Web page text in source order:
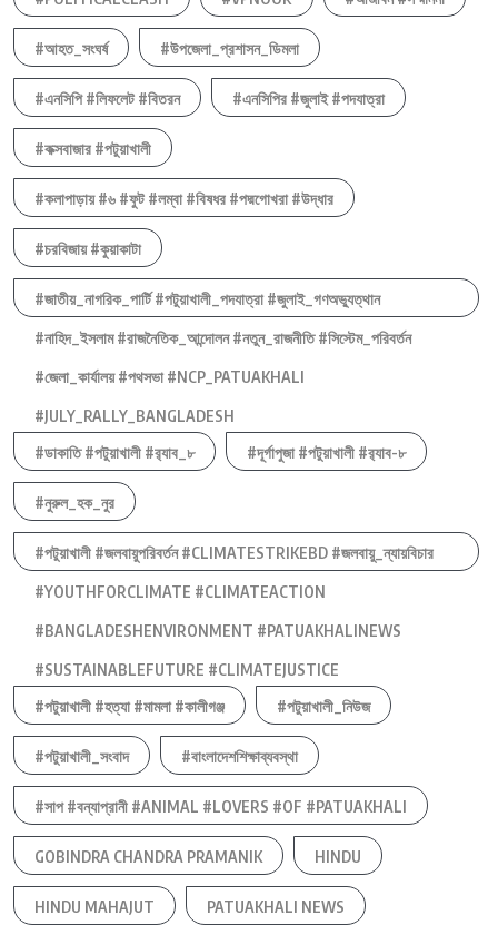
#আহত_সংঘর্ষ #উপজেলা_প্রশাসন_ডিমলা
#এনসিপি #লিফলেট #বিতরন #এনসিপির #জুলাই #পদযাত্রা
#কক্সবাজার #পটুয়াখালী
#কলাপাড়ায় #৬ #ফুট #লম্বা #বিষধর #পদ্মগোখরা #উদ্ধার
#চরবিজায় #কুয়াকাটা
#জাতীয়_নাগরিক_পার্টি #পটুয়াখালী_পদযাত্রা #জুলাই_গণঅভ্যুত্থান
#নাহিদ_ইসলাম #রাজনৈতিক_আন্দোলন #নতুন_রাজনীতি #সিস্টেম_পরিবর্তন
#জেলা_কার্যালয় #পথসভা #NCP_PATUAKHALI
#JULY_RALLY_BANGLADESH
#ডাকাতি #পটুয়াখালী #র‍্যাব_৮
#দূর্গাপুজা #পটুয়াখালী #র‍্যাব-৮
#নুরুল_হক_নুর
#পটুয়াখালী #জলবায়ুপরিবর্তন #CLIMATESTRIKEBD #জলবায়ু_ন্যায়বিচার
#YOUTHFORCLIMATE #CLIMATEACTION
#BANGLADESHENVIRONMENT #PATUAKHALINEWS
#SUSTAINABLEFUTURE #CLIMATEJUSTICE
#পটুয়াখালী #হত্যা #মামলা #কালীগঞ্জ
#পটুয়াখালী_নিউজ
#পটুয়াখালী_সংবাদ #বাংলাদেশশিক্ষাব্যবস্থা
#সাপ #বন্যাপ্রানী #ANIMAL #LOVERS #OF #PATUAKHALI
GOBINDRA CHANDRA PRAMANIK HINDU
HINDU MAHAJUT PATUAKHALI NEWS